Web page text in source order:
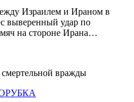
Израилем и Ираном в
выверенный удар по
на стороне Ирана…
вражды